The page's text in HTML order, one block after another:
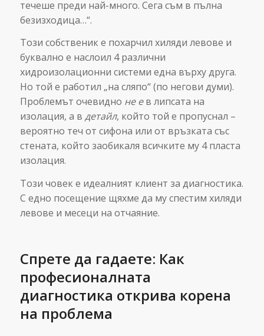
течеше преди най-много. Сега съм в пълна
безизходица…“.
Този собственик е похарчил хиляди левове и
буквално е наслоил 4 различни
хидроизолационни системи една върху друга.
Но той е работил „на сляпо“ (по негови думи).
Проблемът очевидно не ев липсата на
изолация, а в детайл, който той е пропуснал –
вероятно теч от сифона или от връзката със
стената, който заобикаля всичките му 4 пласта
изолация.
Този човек е идеалният клиент за диагностика.
С едно посещение щяхме да му спестим хиляди
левове и месеци на отчаяние.
Спрете да гадаете: Как
професионалната
диагностика открива корена
на проблема